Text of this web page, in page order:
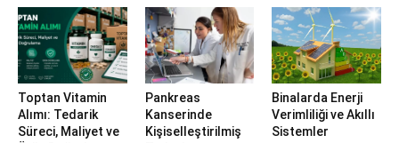
Toptan Vitamin
Alımı: Tedarik
Süreci, Maliyet ve
Pankreas
Kanserinde
Kişiselleştirilmiş
Binalarda Enerji
Verimliliği ve Akıllı
Sistemler